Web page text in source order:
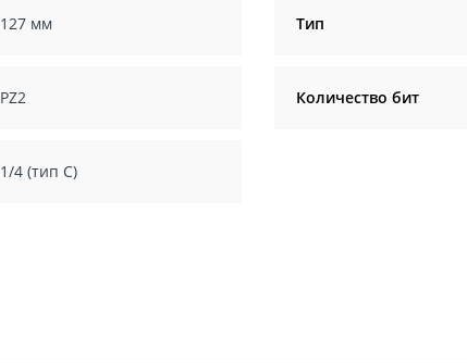
127 мм Тип
PZ2 Количество бит
1/4 (тип С)